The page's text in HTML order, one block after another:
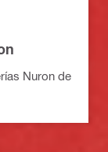
Nuron de